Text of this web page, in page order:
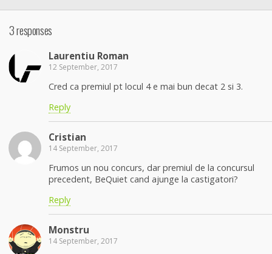
3 responses
Laurentiu Roman
12 September, 2017
Cred ca premiul pt locul 4 e mai bun decat 2 si 3.
Reply
Cristian
14 September, 2017
Frumos un nou concurs, dar premiul de la concursul
precedent, BeQuiet cand ajunge la castigatori?
Reply
Monstru
14 September, 2017